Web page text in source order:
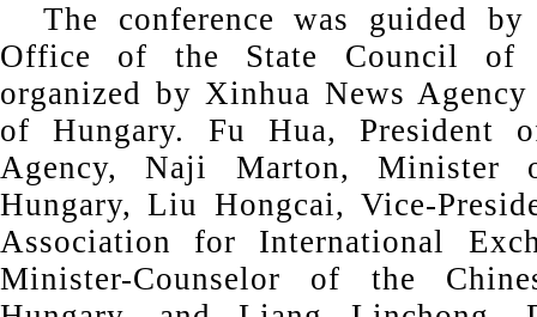
The conference was guided
Office of the State Council of
organized by Xinhua News
of Hungary. Fu Hua, President
Agency, Naji Marton, Minister
Hungary, Liu Hongcai, Vice-
Association for International
Minister-Counselor of the